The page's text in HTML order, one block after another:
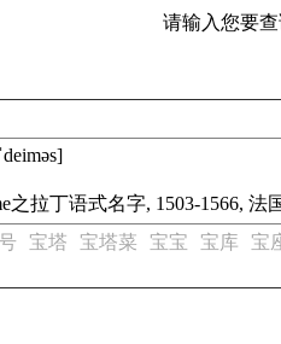
请输入您要查
之拉丁语式名字, 1503-1566,
宝塔 宝塔菜 宝宝 宝库 宝